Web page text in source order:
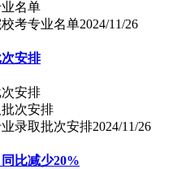
考专业名单2024/11/26
安排
安排
录取批次安排2024/11/26
比减少20%